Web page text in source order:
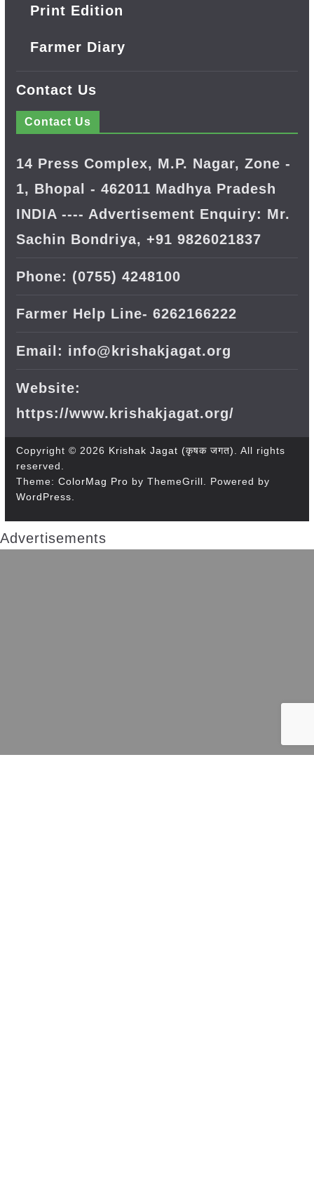
Print Edition
Farmer Diary
Contact Us
Contact Us
14 Press Complex, M.P. Nagar, Zone -
1, Bhopal - 462011 Madhya Pradesh
INDIA ---- Advertisement Enquiry: Mr.
Sachin Bondriya, +91 9826021837
Phone: (0755) 4248100
Farmer Help Line- 6262166222
Email: info@krishakjagat.org
Website:
https://www.krishakjagat.org/
Copyright © 2026 Krishak Jagat (कृषक जगत)
. All rights
reserved.
Theme: ColorMag Pro by ThemeGrill. Powered by
WordPress
Advertisements